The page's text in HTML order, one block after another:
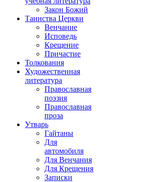
Закон Божий
Таинства Церкви
Венчание
Исповедь
Крещение
Причастие
Толкования
Художественная
литература
Православная
поэзия
Православная
проза
Утварь
Гайтаны
Для
автомобиля
Для Венчания
Для Крещения
Записки